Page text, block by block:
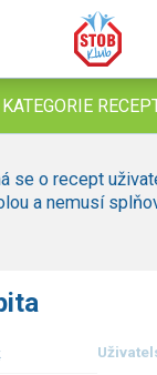
KATEGORIE
se o recept
a nemusí